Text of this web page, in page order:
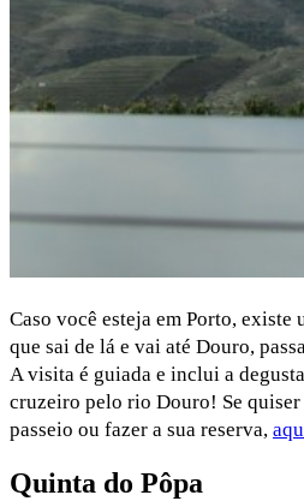
Caso você esteja em Porto, existe
que sai de lá e vai até Douro,
A visita é guiada e inclui a
cruzeiro pelo rio Douro! Se quiser
passeio ou fazer a sua reserva,
Quinta do Pôpa